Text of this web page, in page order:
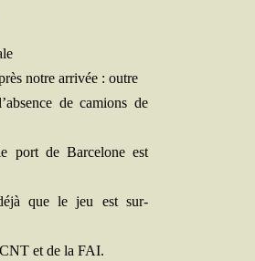
notre arri­vée : outre
de camions de
port de Bar­ce­lone est
que le jeu est sur­
et de la FAI.